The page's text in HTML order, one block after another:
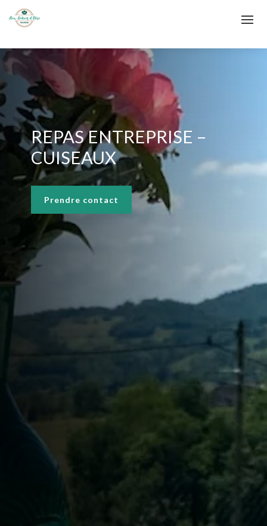
REPAS ENTREPRISE –
CUISEAUX
Prendre contact